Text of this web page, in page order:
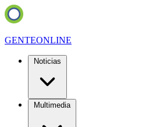
GENTEONLINE
Noticias
Multimedia